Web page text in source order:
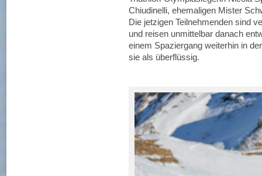
Chiudinelli, ehemaligen Mister
Die jetzigen Teilnehmenden sind
und reisen unmittelbar danach
einem Spaziergang weiterhin in
sie als überflüssig.